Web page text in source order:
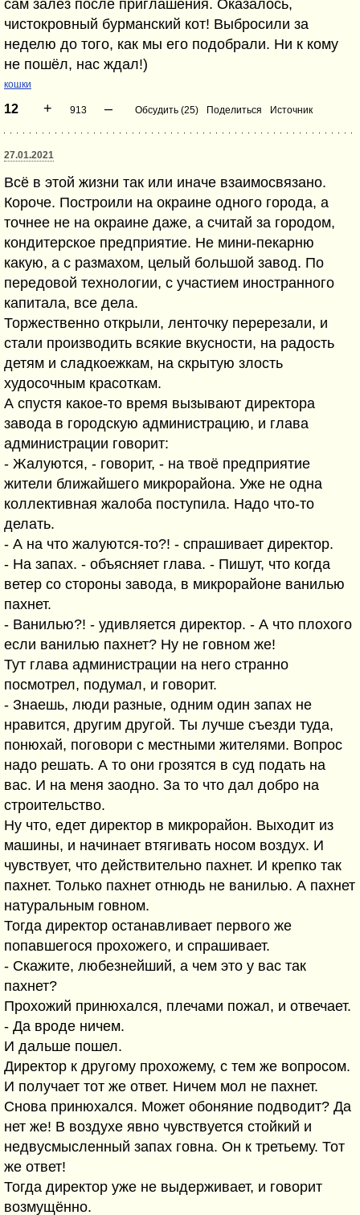
сам залез после приглашения. Оказалось,
чистокровный бурманский кот! Выбросили за
неделю до того, как мы его подобрали. Ни к кому
не пошёл, нас ждал!)
кошки
12 + 913 – Обсудить (25) Поделиться Источник
27.01.2021
Всё в этой жизни так или иначе взаимосвязано.
Короче. Построили на окраине одного города, а
точнее не на окраине даже, а считай за городом,
кондитерское предприятие. Не мини-пекарню
какую, а с размахом, целый большой завод. По
передовой технологии, с участием иностранного
капитала, все дела.
Торжественно открыли, ленточку перерезали, и
стали производить всякие вкусности, на радость
детям и сладкоежкам, на скрытую злость
худосочным красоткам.
А спустя какое-то время вызывают директора
завода в городскую администрацию, и глава
администрации говорит:
- Жалуются, - говорит, - на твоё предприятие
жители ближайшего микрорайона. Уже не одна
коллективная жалоба поступила. Надо что-то
делать.
- А на что жалуются-то?! - спрашивает директор.
- На запах. - объясняет глава. - Пишут, что когда
ветер со стороны завода, в микрорайоне ванилью
пахнет.
- Ванилью?! - удивляется директор. - А что плохого
если ванилью пахнет? Ну не говном же!
Тут глава администрации на него странно
посмотрел, подумал, и говорит.
- Знаешь, люди разные, одним один запах не
нравится, другим другой. Ты лучше съезди туда,
понюхай, поговори с местными жителями. Вопрос
надо решать. А то они грозятся в суд подать на
вас. И на меня заодно. За то что дал добро на
строительство.
Ну что, едет директор в микрорайон. Выходит из
машины, и начинает втягивать носом воздух. И
чувствует, что действительно пахнет. И крепко так
пахнет. Только пахнет отнюдь не ванилью. А пахнет
натуральным говном.
Тогда директор останавливает первого же
попавшегося прохожего, и спрашивает.
- Скажите, любезнейший, а чем это у вас так
пахнет?
Прохожий принюхался, плечами пожал, и отвечает.
- Да вроде ничем.
И дальше пошел.
Директор к другому прохожему, с тем же вопросом.
И получает тот же ответ. Ничем мол не пахнет.
Снова принюхался. Может обоняние подводит? Да
нет же! В воздухе явно чувствуется стойкий и
недвусмысленный запах говна. Он к третьему. Тот
же ответ!
Тогда директор уже не выдерживает, и говорит
возмущённо.